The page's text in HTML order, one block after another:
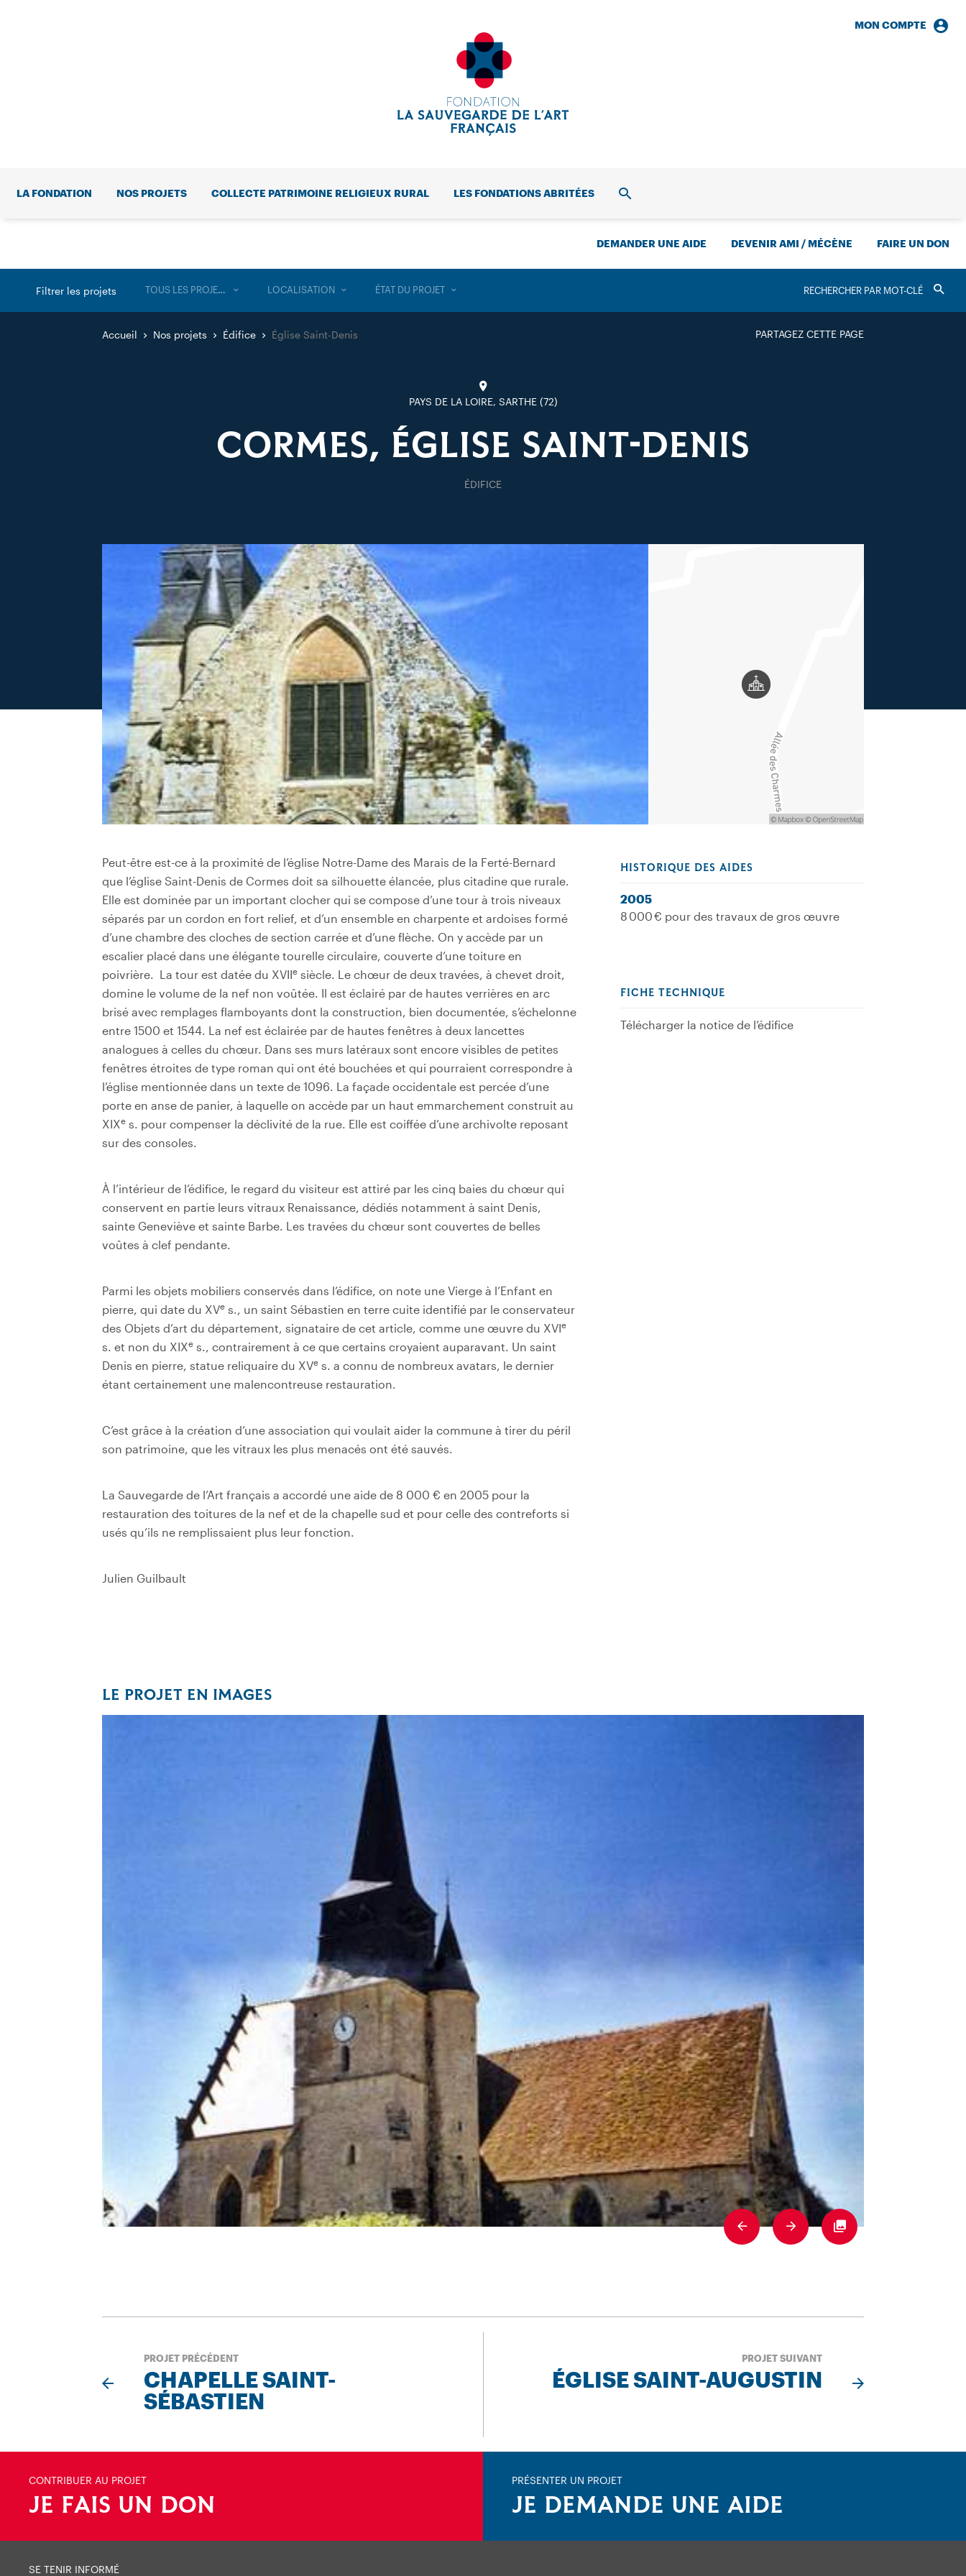
MON COMPTE
LA FONDATION NOS PROJETS COLLECTE PATRIMOINE RELIGIEUX RURAL LES FONDATIONS ABRITÉES RECHERCHE
DEMANDER UNE AIDE DEVENIR AMI / MÉCÈNE FAIRE UN DON
Filtrer les projets
Valider
TOUS LES PROJETS LOCALISATION ÉTAT DU PROJET
PARTAGEZ CETTE PAGE
Accueil Nos projets Édifice Église Saint-Denis
PAYS DE LA LOIRE, SARTHE (72)
CORMES, ÉGLISE SAINT-DENIS
ÉDIFICE
Peut-être est-ce à la proximité de l’église Notre-Dame des Marais de la Ferté-Bernard
que l’église Saint-Denis de Cormes doit sa silhouette élancée, plus citadine que rurale.
Elle est dominée par un important clocher qui se compose d’une tour à trois niveaux
séparés par un cordon en fort relief, et d’un ensemble en charpente et ardoises formé
d’une chambre des cloches de section carrée et d’une flèche. On y accède par un
escalier placé dans une élégante tourelle circulaire, couverte d’une toiture en
poivrière. La tour est datée du XVIIe siècle. Le chœur de deux travées, à chevet droit,
domine le volume de la nef non voûtée. Il est éclairé par de hautes verrières en arc
brisé avec remplages flamboyants dont la construction, bien documentée, s’échelonne
entre 1500 et 1544. La nef est éclairée par de hautes fenêtres à deux lancettes
analogues à celles du chœur. Dans ses murs latéraux sont encore visibles de petites
fenêtres étroites de type roman qui ont été bouchées et qui pourraient correspondre à
l’église mentionnée dans un texte de 1096. La façade occidentale est percée d’une
porte en anse de panier, à laquelle on accède par un haut emmarchement construit au
XIXe s. pour compenser la déclivité de la rue. Elle est coiffée d’une archivolte reposant
sur des consoles.
À l’intérieur de l’édifice, le regard du visiteur est attiré par les cinq baies du chœur qui
conservent en partie leurs vitraux Renaissance, dédiés notamment à saint Denis,
sainte Geneviève et sainte Barbe. Les travées du chœur sont couvertes de belles
voûtes à clef pendante.
Parmi les objets mobiliers conservés dans l’édifice, on note une Vierge à l’Enfant en
pierre, qui date du XVe s., un saint Sébastien en terre cuite identifié par le conservateur
des Objets d’art du département, signataire de cet article, comme une œuvre du XVIe
s. et non du XIXe s., contrairement à ce que certains croyaient auparavant. Un saint
Denis en pierre, statue reliquaire du XVe s. a connu de nombreux avatars, le dernier
étant certainement une malencontreuse restauration.
C’est grâce à la création d’une association qui voulait aider la commune à tirer du péril
son patrimoine, que les vitraux les plus menacés ont été sauvés.
La Sauvegarde de l’Art français a accordé une aide de 8 000 € en 2005 pour la
restauration des toitures de la nef et de la chapelle sud et pour celle des contreforts si
usés qu’ils ne remplissaient plus leur fonction.
Julien Guilbault
HISTORIQUE DES AIDES
2005
8 000 € pour des travaux de gros œuvre
FICHE TECHNIQUE
Télécharger la notice de l’édifice
LE PROJET EN IMAGES
PreviousNext Fullscreen
PROJET PRÉCÉDENT
CHAPELLE SAINT-
SÉBASTIEN
PROJET SUIVANT
ÉGLISE SAINT-AUGUSTIN
CONTRIBUER AU PROJET
JE FAIS UN DON
PRÉSENTER UN PROJET
JE DEMANDE UNE AIDE
SE TENIR INFORMÉ